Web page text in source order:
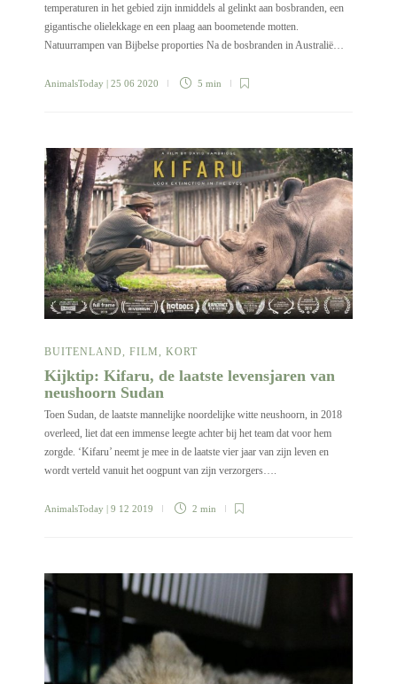
temperaturen in het gebied zijn inmiddels al gelinkt aan bosbranden, een
gigantische olielekkage en een plaag aan boometende motten.
Natuurrampen van Bijbelse proporties Na de bosbranden in Australië…
AnimalsToday | 25 06 2020 5 min
BUITENLAND FILM KORT
Kijktip: Kifaru, de laatste levensjaren van
neushoorn Sudan
Toen Sudan, de laatste mannelijke noordelijke witte neushoorn, in 2018
overleed, liet dat een immense leegte achter bij het team dat voor hem
zorgde. ‘Kifaru’ neemt je mee in de laatste vier jaar van zijn leven en
wordt verteld vanuit het oogpunt van zijn verzorgers….
AnimalsToday | 9 12 2019 2 min